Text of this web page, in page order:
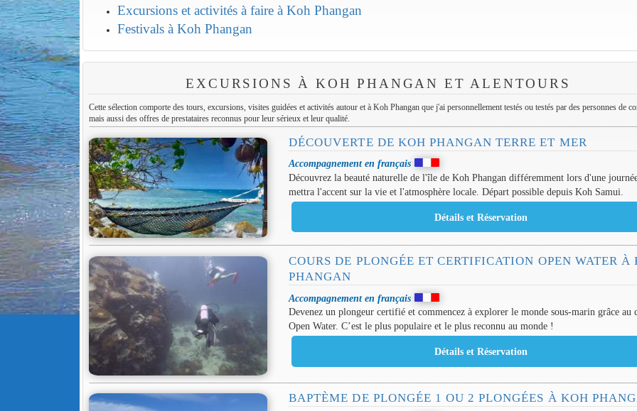
Excursions et activités à faire à Koh Phangan
Festivals à Koh Phangan
EXCURSIONS À KOH PHANGAN ET ALENTOURS
Cette sélection comporte des tours, excursions, visites guidées et activités autour et à Koh Phangan que j'ai personnellement testés ou testés par des personnes de
mais aussi des offres de prestataires reconnus pour leur sérieux et leur qualité.
DÉCOUVERTE DE KOH PHANGAN TERRE ET MER
Accompagnement en français
Découvrez la beauté naturelle de l'île de Koh Phangan différemment lors d'une
mettra l'accent sur la vie et l'atmosphère locale. Départ possible depuis Koh Samui.
COURS DE PLONGÉE ET CERTIFICATION OPEN WATER À
PHANGAN
Accompagnement en français
Devenez un plongeur certifié et commencez à explorer le monde sous-marin grâce au
Open Water. C’est le plus populaire et le plus reconnu au monde !
BAPTÈME DE PLONGÉE 1 OU 2 PLONGÉES À KOH